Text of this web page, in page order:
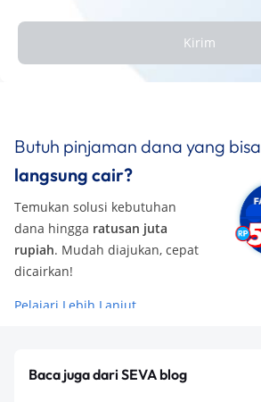
Kirim
Butuh pinjaman dana yang bisa
langsung cair?
Temukan solusi kebutuhan
dana hingga ratusan juta
rupiah. Mudah diajukan, cepat
dicairkan!
Pelajari Lebih Lanjut
Baca juga dari SEVA blog